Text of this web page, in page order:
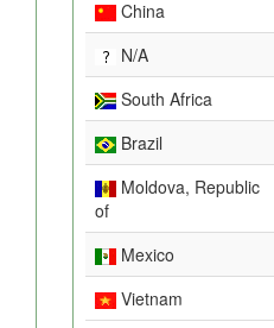
China
N/A
South Africa
Brazil
Moldova, Republic
of
Mexico
Vietnam